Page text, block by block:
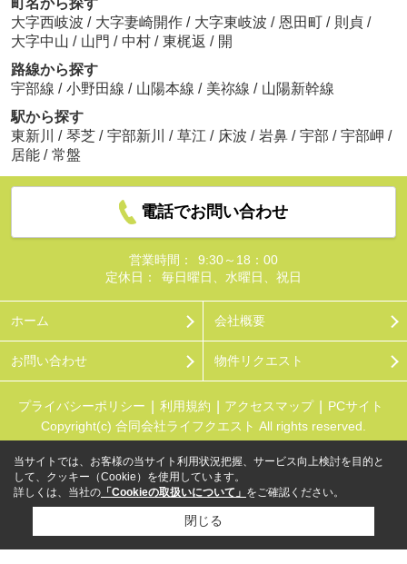
町名から探す
大字西岐波 / 大字妻崎開作 / 大字東岐波 / 恩田町 / 則貞 /
大字中山 / 山門 / 中村 / 東梶返 / 開
路線から探す
宇部線 / 小野田線 / 山陽本線 / 美祢線 / 山陽新幹線
駅から探す
東新川
/ 琴芝 / 宇部新川 / 草江 / 床波 / 岩鼻 / 宇部 / 宇部岬 /
居能 / 常盤
電話でお問い合わせ
営業時間：
9:30～18：00
定休日：
毎日曜日、水曜日、祝日
ホーム 会社概要
お問い合わせ 物件リクエスト
プライバシーポリシー 利用規約 アクセスマップ
PCサイト
Copyright(c) 合同会社ライフクエスト All rights reserved.
当サイトでは、お客様の当サイト利用状況把握、サービス向上検討を目的と
して、クッキー（Cookie）を使用しています。
詳しくは、当社の 「Cookieの取扱いについて」 をご確認ください。
閉じる